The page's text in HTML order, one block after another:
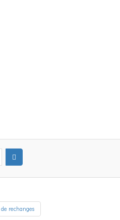
de rechanges